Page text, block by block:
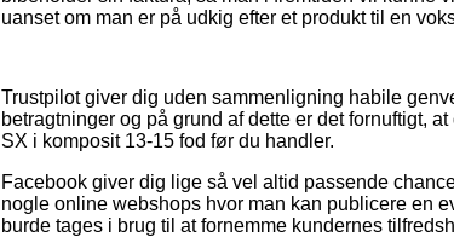
uanset om man er på udkig efter et produkt til en
Trustpilot giver dig uden sammenligning habile
betragtninger og på grund af dette er det fornuftigt,
SX i komposit 13-15 fod før du handler.
Facebook giver dig lige så vel altid passende
nogle online webshops hvor man kan publicere en
burde tages i brug til at fornemme kundernes